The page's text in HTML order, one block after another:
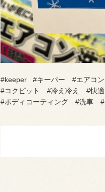
#keeper #キーパー #エアコ
#コクピット #冷え冷え #快
#ボディコーティング #洗車 #